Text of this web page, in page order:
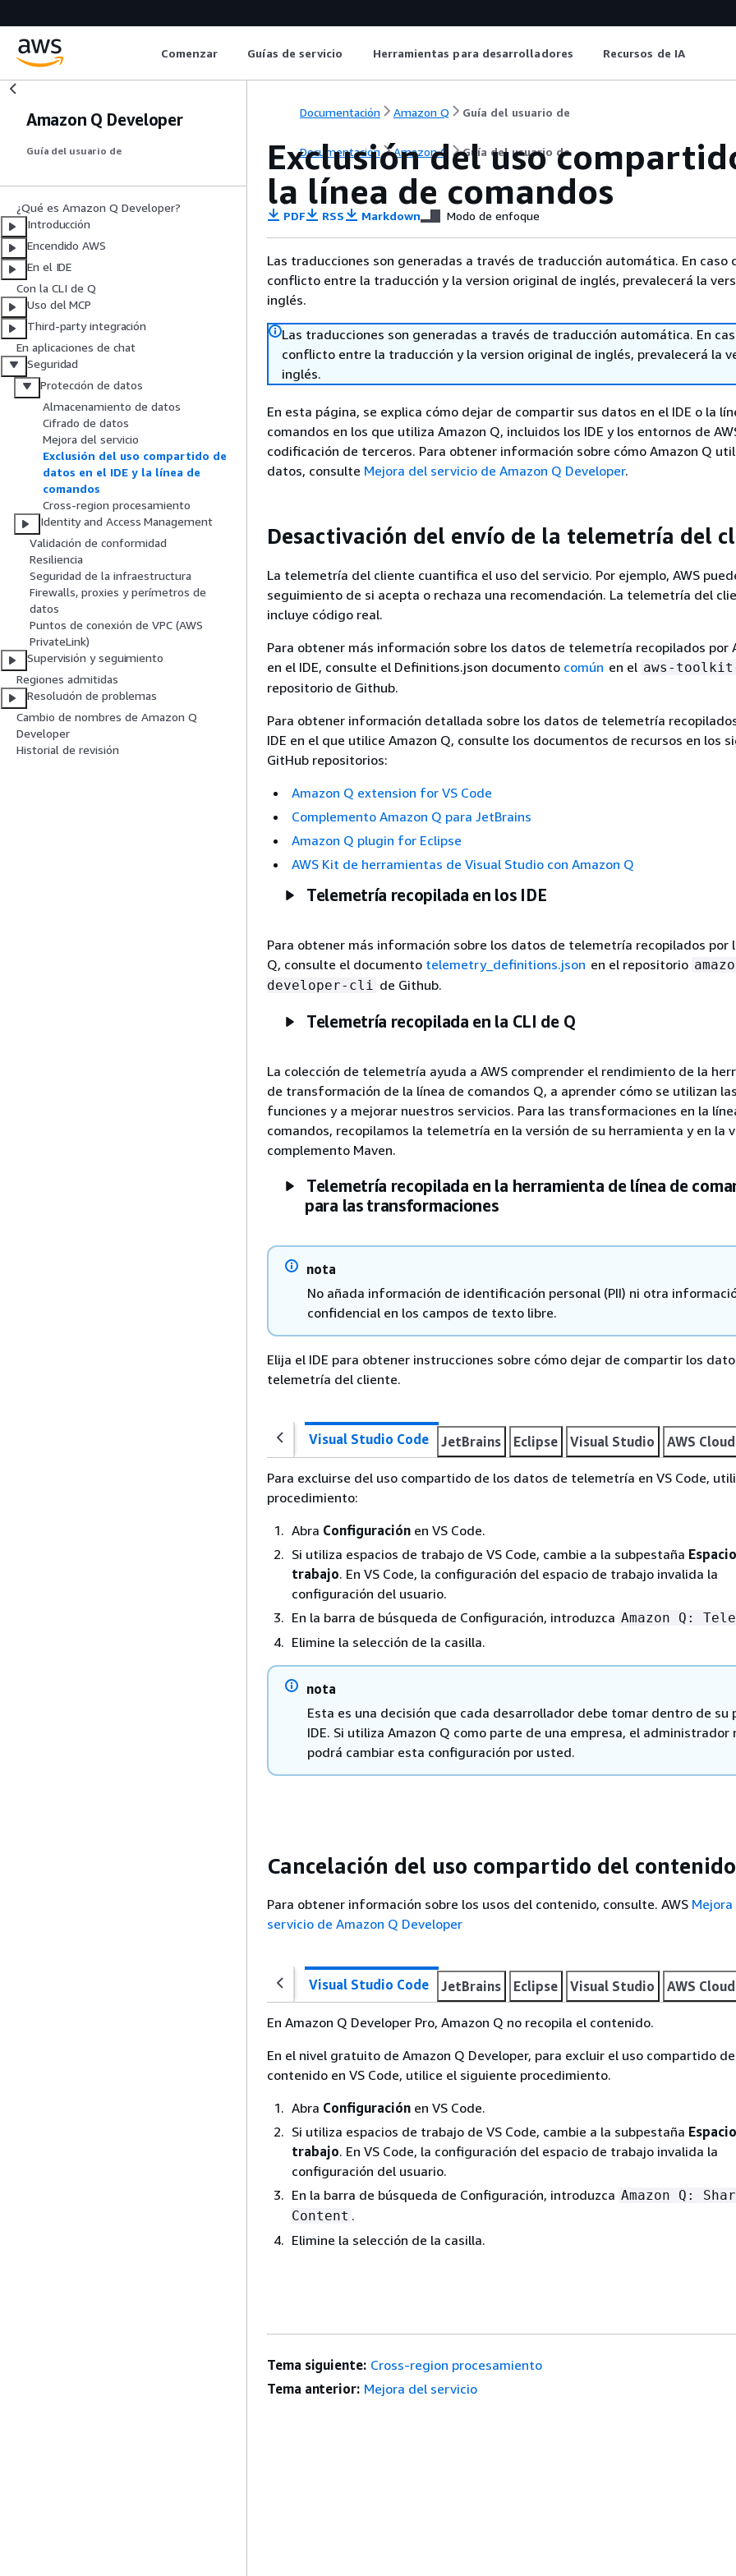
Comenzar Guías de servicio Herramientas para desarrolladores Recursos de IA
Amazon Q Developer
Guía del usuario de
¿Qué es Amazon Q Developer?
Introducción
Encendido AWS
En el IDE
Con la CLI de Q
Uso del MCP
Third-party integración
En aplicaciones de chat
Seguridad
Protección de datos
Almacenamiento de datos
Cifrado de datos
Mejora del servicio
Exclusión del uso compartido de
datos en el IDE y la línea de
comandos
Cross-region procesamiento
Identity and Access Management
Validación de conformidad
Resiliencia
Seguridad de la infraestructura
Firewalls, proxies y perímetros de
datos
Puntos de conexión de VPC (AWS
PrivateLink)
Supervisión y seguimiento
Regiones admitidas
Resolución de problemas
Cambio de nombres de Amazon Q
Developer
Historial de revisión
Documentación Amazon Q Guía del usuario de
Documentación Amazon Q Guía del usuario de
Exclusión del uso
la línea de comandos
PDF RSS Markdown Modo de enfoque
Las traducciones son generadas a través de traducción automática. En caso
conflicto entre la traducción y la version original de inglés, prevalecerá la
inglés.
Las traducciones son generadas a través de traducción automática. En
conflicto entre la traducción y la version original de inglés, prevalecerá la
inglés.
En esta página, se explica cómo dejar de compartir sus datos en el IDE o la
comandos en los que utiliza Amazon Q, incluidos los IDE y los entornos de
codificación de terceros. Para obtener información sobre cómo Amazon Q
datos, consulte Mejora del servicio de Amazon Q Developer.
Desactivación del envío de la telemetría del
La telemetría del cliente cuantifica el uso del servicio. Por ejemplo, AWS
seguimiento de si acepta o rechaza una recomendación. La telemetría del
incluye código real.
Para obtener más información sobre los datos de telemetría recopilados por
en el IDE, consulte el Definitions.json documento común en el aws-toolkit-
repositorio de Github.
Para obtener información detallada sobre los datos de telemetría
IDE en el que utilice Amazon Q, consulte los documentos de recursos en los
GitHub repositorios:
Amazon Q extension for VS Code
Complemento Amazon Q para JetBrains
Amazon Q plugin for Eclipse
AWS Kit de herramientas de Visual Studio con Amazon Q
Telemetría recopilada en los IDE
Para obtener más información sobre los datos de telemetría recopilados por
Q, consulte el documento telemetry_definitions.json en el repositorio
developer-cli
de Github.
Telemetría recopilada en la CLI de Q
La colección de telemetría ayuda a AWS comprender el rendimiento de la
de transformación de la línea de comandos Q, a aprender cómo se utilizan las
funciones y a mejorar nuestros servicios. Para las transformaciones en la
comandos, recopilamos la telemetría en la versión de su herramienta y en la
complemento Maven.
Telemetría recopilada en la herramienta de línea de
para las transformaciones
nota
No añada información de identificación personal (PII) ni otra
confidencial en los campos de texto libre.
Elija el IDE para obtener instrucciones sobre cómo dejar de compartir los
telemetría del cliente.
Visual Studio Code JetBrains Eclipse Visual Studio AWS
Para excluirse del uso compartido de los datos de telemetría en VS Code,
procedimiento:
Abra Configuración en VS Code.
Si utiliza espacios de trabajo de VS Code, cambie a la subpestaña
trabajo. En VS Code, la configuración del espacio de trabajo invalida la
configuración del usuario.
En la barra de búsqueda de Configuración, introduzca Amazon Q:
Elimine la selección de la casilla.
nota
Esta es una decisión que cada desarrollador debe tomar dentro de su
IDE. Si utiliza Amazon Q como parte de una empresa, el administrador
podrá cambiar esta configuración por usted.
Cancelación del uso compartido del contenido
Para obtener información sobre los usos del contenido, consulte. AWS
servicio de Amazon Q Developer
Visual Studio Code JetBrains Eclipse Visual Studio AWS
En Amazon Q Developer Pro, Amazon Q no recopila el contenido.
En el nivel gratuito de Amazon Q Developer, para excluir el uso compartido
contenido en VS Code, utilice el siguiente procedimiento.
Abra Configuración en VS Code.
Si utiliza espacios de trabajo de VS Code, cambie a la subpestaña
trabajo. En VS Code, la configuración del espacio de trabajo invalida la
configuración del usuario.
En la barra de búsqueda de Configuración, introduzca Amazon Q:
Content .
Elimine la selección de la casilla.
Tema siguiente: Cross-region procesamiento
Tema anterior: Mejora del servicio